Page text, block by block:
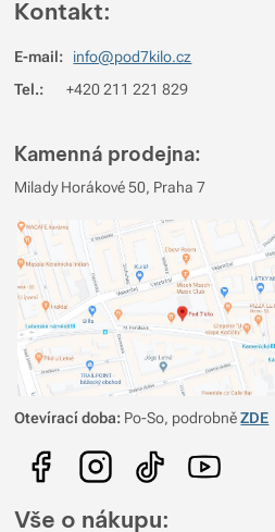
Kontakt:
E-mail:
info@pod7kilo.cz
Tel.: +420 211 221 829
Kamenná prodejna:
Milady Horákové 50, Praha 7
Otevírací doba: Po-So, podrobněZDE
Vše o nákupu: